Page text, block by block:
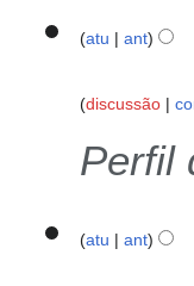
atu ant
discussão
Perfil
atu ant